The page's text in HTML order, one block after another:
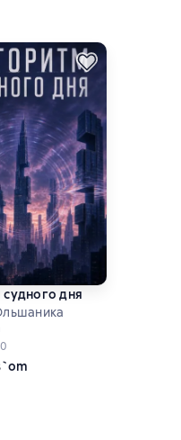
дня
рейтинг 0 на основе 0
0